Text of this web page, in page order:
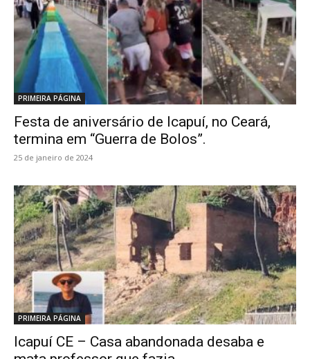
PRIMEIRA PÁGINA
Festa de aniversário de Icapuí, no Ceará,
termina em “Guerra de Bolos”.
25 de janeiro de 2024
PRIMEIRA PÁGINA
Icapuí CE – Casa abandonada desaba e